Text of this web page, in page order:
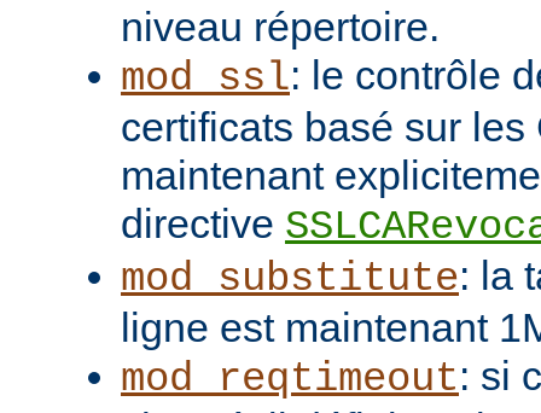
niveau répertoire.
mod_ssl: le contrôle
certificats basé sur les
maintenant
directive
mod_substitute: la
ligne est maintenant
mod_reqtimeout: si